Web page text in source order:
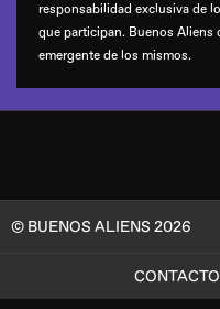
responsabilidad exclusiva de
que participan. Buenos
emergente de los mismos.
© BUENOS ALIENS 2026
CONTACTO